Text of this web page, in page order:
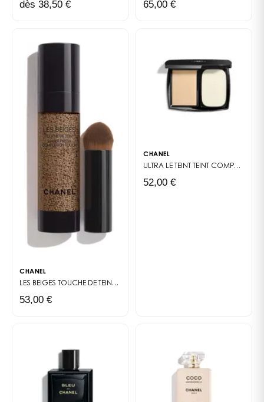
• Un extrait naturel de graines de tamarin, reconnu
• Un parfum apaisant, inspiré du néroli, procure
instantanément une sensation de bien-être
*: Test instrumental réalisé sur un panel de 15 femmes
dès 38,50 € 65,00 €
CHANEL
LES BEIGES TOUCHE DE TEINT FRAÎCHES
53,00 €
CHANEL
ULTRA LE TEINT TEINT COMPACT HAUTE TENUE ULTRA CONFORT - FINI ZÉRO DÉFAUT
52,00 €